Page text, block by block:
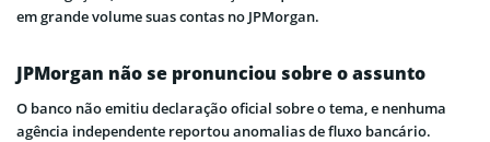
em grande volume suas contas no JPMorgan.
JPMorgan não se pronunciou sobre o assunto
O banco não emitiu declaração oficial sobre o tema, e nenhuma
agência independente reportou anomalias de fluxo bancário.